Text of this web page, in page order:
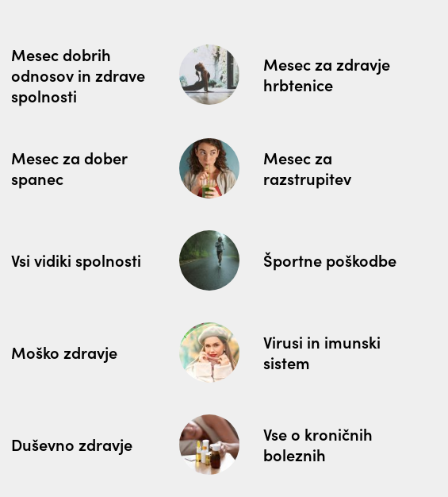
Mesec dobrih
odnosov in zdrave
spolnosti
Mesec za zdravje
hrbtenice
Mesec za dober
spanec
Mesec za
razstrupitev
Vsi vidiki spolnosti Športne poškodbe
Moško zdravje
Virusi in imunski
sistem
Duševno zdravje
Vse o kroničnih
boleznih